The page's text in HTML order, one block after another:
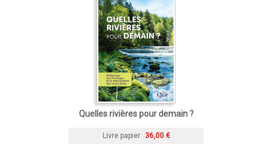
Quelles rivières pour demain ?
Livre papier 36,00 €